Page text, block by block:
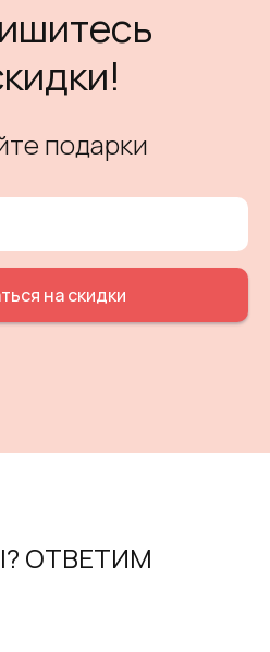
подарки
на скидки
ОТВЕТИМ